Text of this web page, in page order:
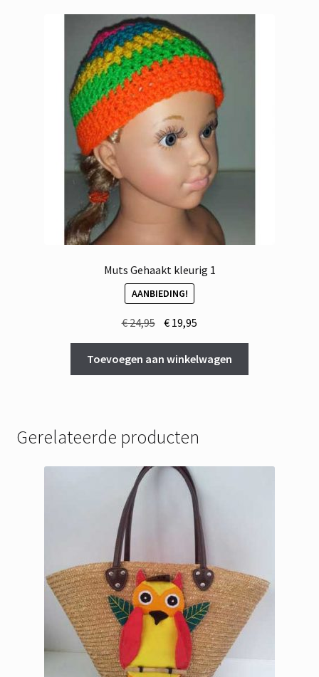
Muts Gehaakt kleurig 1
AANBIEDING!
€24,95 Oorspronkelijke
prijs
was:
€ 24,95.
€ 19,95
prijs
is:
€ 19,95.
Toevoegen aan winkelwagen
Gerelateerde producten